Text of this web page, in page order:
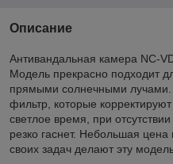
Описание
Антивандальная камера NC-
Модель прекрасно подходит
прямыми солнечными
фильтр, которые
светлое время, при отсутствии
резко гаснет. Небольшая
своих задач делают эту